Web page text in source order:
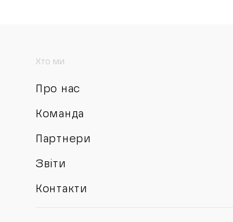
Хто ми
Про нас
Команда
Партнери
Звіти
Контакти